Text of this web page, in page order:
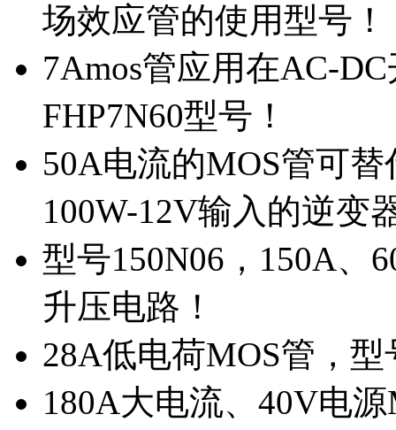
场效应管的使用型号！
7Amos管应用在AC-
FHP7N60型号！
50A电流的MOS管可
100W-12V输入的逆变
型号150N06，150A、
升压电路！
28A低电荷MOS管，
180A大电流、40V电